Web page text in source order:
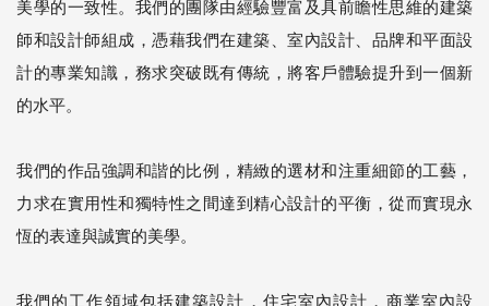
美學的一致性。我們的團隊由經驗豐富及具前瞻性思維的建築
師和設計師組成，憑藉我們在建築、室內設計、品牌和平面設
計的專業知識，務求突破既有傳統，將客戶體驗提升到一個新
的水平。
我們的作品強調和諧的比例，精緻的選材和注重細節的工藝，
力求在實用性和獨特性之間達到精心設計的平衡，從而實現永
恆的表達與誠實的美學。
我們的工作領域包括建築設計，住宅室內設計，商業室內設